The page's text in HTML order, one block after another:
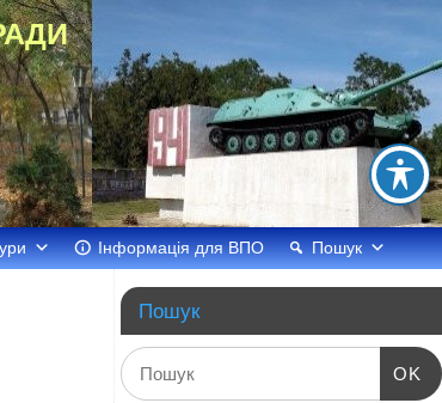
Інформація для ВПО Пошук
Пошук
OK